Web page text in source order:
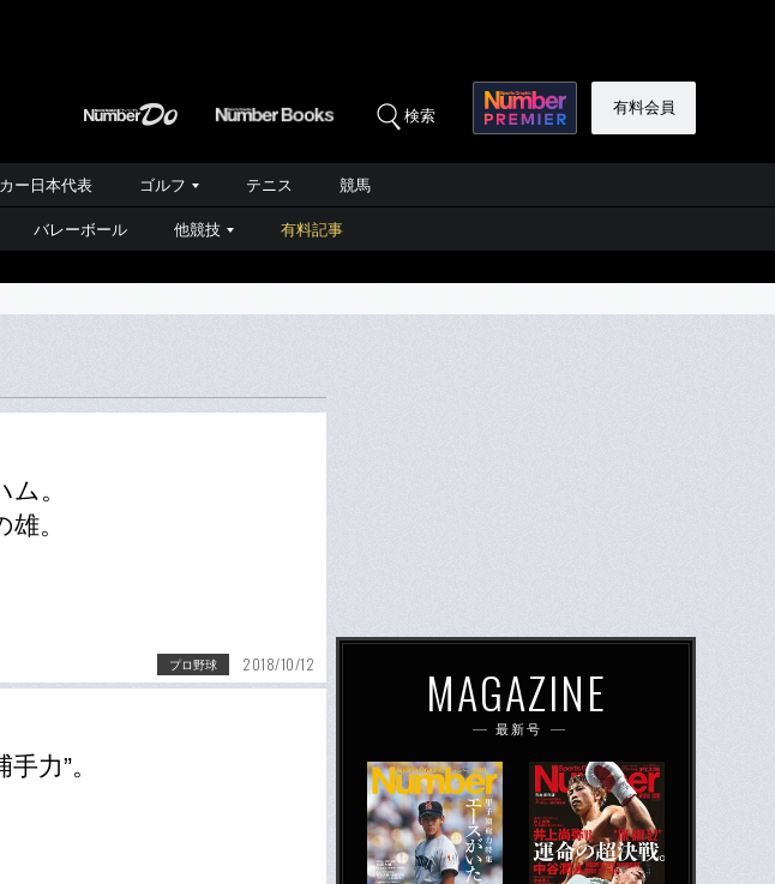
検索 有料会員
ー日本代表 ゴルフ テニス 競馬
バレーボール 他競技 有料記事
。
。
プロ野球 2018/10/12
力”。
MAGAZINE
最新号